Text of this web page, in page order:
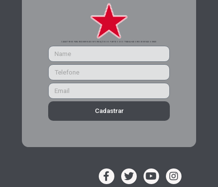
CADASTRE-SE PARA RECEBER MAIS INFORMAÇÕES DO PARTIDO DOS TRABALHADORES DE MINAS GERAIS
Cadastrar